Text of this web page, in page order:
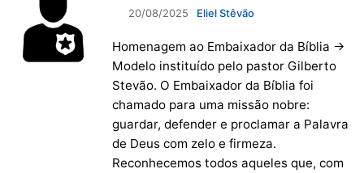
20/08/2025 Eliel Stêvão
Homenagem ao Embaixador da Bíblia →
Modelo instituído pelo pastor Gilberto
Stevão. O Embaixador da Bíblia foi
chamado para uma missão nobre:
guardar, defender e proclamar a Palavra
de Deus com zelo e firmeza.
Reconhecemos todos aqueles que, com